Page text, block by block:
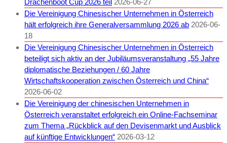
Die Vereinigung Chinesischer Unternehmen in Österreich
hält erfolgreich ihre Generalversammlung 2026 ab 2026-06-
18
Die Vereinigung Chinesischer Unternehmen in Österreich
beteiligt sich aktiv an der Jubiläumsveranstaltung „55 Jahre
diplomatische Beziehungen / 60 Jahre
Wirtschaftskooperation zwischen Österreich und China“
2026-06-02
Die Vereinigung der chinesischen Unternehmen in
Österreich veranstaltet erfolgreich ein Online-Fachseminar
zum Thema „Rückblick auf den Devisenmarkt und Ausblick
auf künftige Entwicklungen“ 2026-03-12